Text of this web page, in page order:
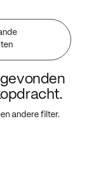
andere filter.